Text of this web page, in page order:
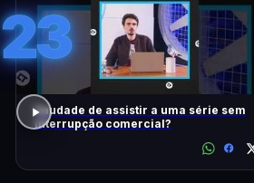
23
Saudade de assistir a uma série sem
interrupção comercial?